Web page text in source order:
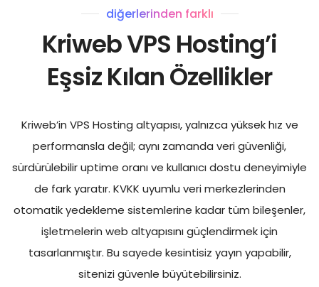
diğerlerinden farklı
Kriweb VPS Hosting’i
Eşsiz Kılan Özellikler
Kriweb’in VPS Hosting altyapısı, yalnızca yüksek hız ve
performansla değil; aynı zamanda veri güvenliği,
sürdürülebilir uptime oranı ve kullanıcı dostu deneyimiyle
de fark yaratır. KVKK uyumlu veri merkezlerinden
otomatik yedekleme sistemlerine kadar tüm bileşenler,
işletmelerin web altyapısını güçlendirmek için
tasarlanmıştır. Bu sayede kesintisiz yayın yapabilir,
sitenizi güvenle büyütebilirsiniz.